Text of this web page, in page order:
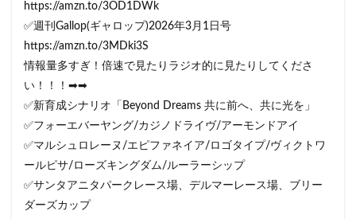
https://amzn.to/3OD1DWk
✅週刊Gallop(ギャロップ)2026年3月1日号
https://amzn.to/3MDki3S
情報量多すぎ！倍速で見たりラジオ的に見たりしてくださ
い！！！➡➡
✅新育成シナリオ「Beyond Dreams 共に前へ、共に光を」
✅フォーエバーヤング/カジノドライヴ/アーモンドアイ
✅マルシュロレーヌ/エピファネイア/ロゴタイプ/ヴィクトワ
ールピサ/ローズキングダム/ルーラーシップ
✅サンタアニタパークレース場、デルマーレース場、ブリー
ダーズカップ